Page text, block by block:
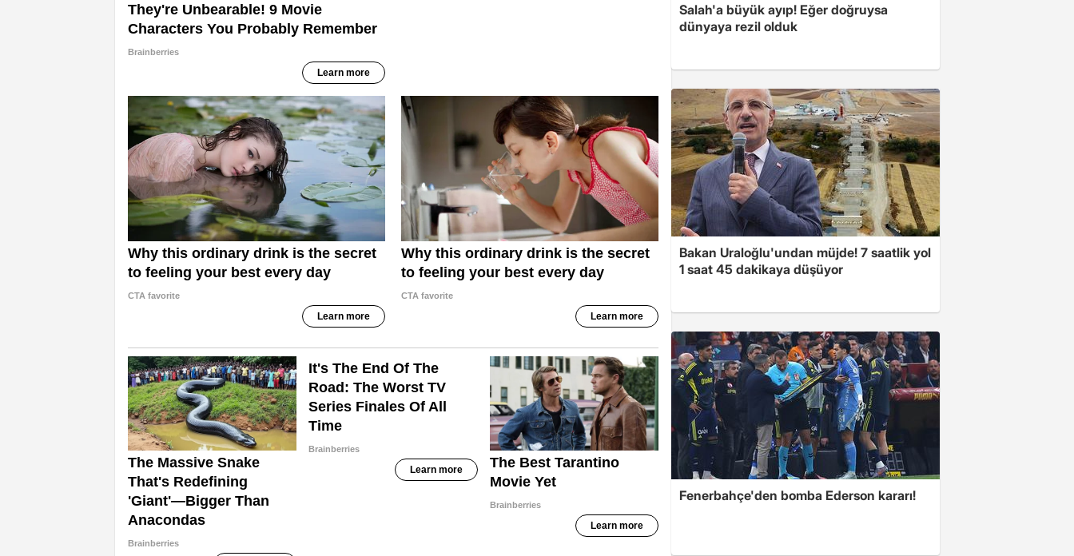
Salah'a büyük ayıp! Eğer doğruysa
dünyaya rezil olduk
Bakan Uraloğlu'undan müjde! 7 saatlik yol
1 saat 45 dakikaya düşüyor
Fenerbahçe'den bomba Ederson kararı!